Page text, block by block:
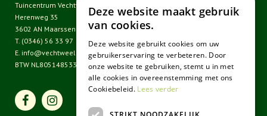
Tuincentrum Vechtweelde
Herenweg 35
3602 AN Maarssen
T. (0346) 56 33 97
E. info@vechtweelde.nl
BTW NL805148533B01
Deze website maakt gebruik
van cookies.
Deze website gebruikt cookies om uw
gebruikerservaring te verbeteren. Door
onze website te gebruiken, stemt u in met
alle cookies in overeenstemming met ons
Cookiebeleid. Lees verder